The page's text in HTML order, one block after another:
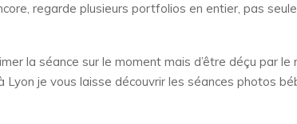
regarde plusieurs portfolios en entier, pas
la séance sur le moment mais d’être déçu par le
Lyon je vous laisse découvrir les séances photos